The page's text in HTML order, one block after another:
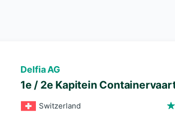
Delfia AG
1e / 2e Kapitein
Switzerland